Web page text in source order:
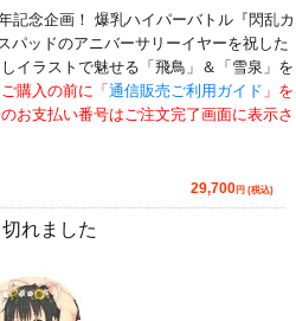
記念企画！ 爆乳ハイパーバトル『閃乱カ
パッドのアニバーサリーイヤーを祝した
イラストで魅せる「飛鳥」＆「雪泉」を
購入の前に「 通信販売ご利用ガイド 」を
お支払い番号はご注文完了画面に表示さ
29,700円 (税込)
れました